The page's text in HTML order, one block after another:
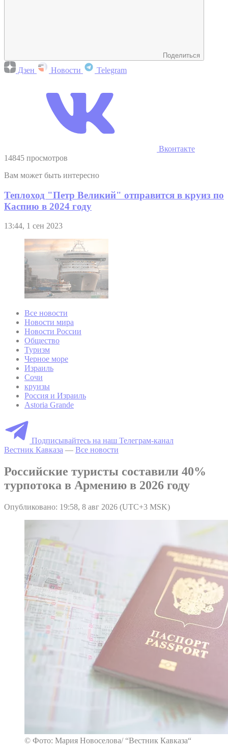
Поделиться
Дзен Новости Telegram
Вконтакте
14845 просмотров
Вам может быть интересно
Теплоход "Петр Великий" отправится в круиз по
Каспию в 2024 году
13:44, 1 сен 2023
Все новости
Новости мира
Новости России
Общество
Туризм
Черное море
Израиль
Сочи
круизы
Россия и Израиль
Astoria Grande
Подписывайтесь на наш Телеграм-канал
Вестник Кавказа — Все новости
Российские туристы составили 40%
турпотока в Армению в 2026 году
Опубликовано: 19:58, 8 авг 2026 (UTC+3 MSK)
© Фото: Мария Новоселова/ “Вестник Кавказа“